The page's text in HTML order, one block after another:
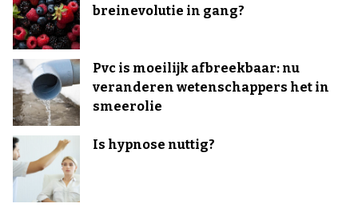
breinevolutie in gang?
Pvc is moeilijk afbreekbaar: nu
veranderen wetenschappers het in
smeerolie
Is hypnose nuttig?